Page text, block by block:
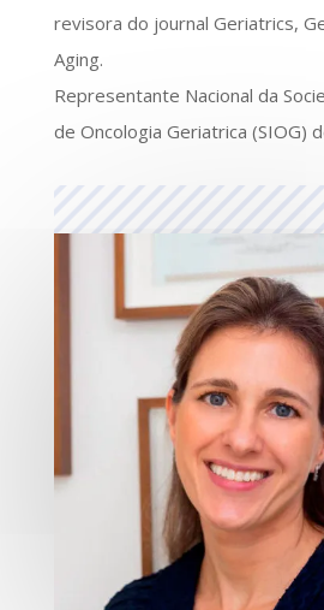
revisora do journal Geriatrics,
Aging.
Representante Nacional da
de Oncologia Geriatrica (SIOG)